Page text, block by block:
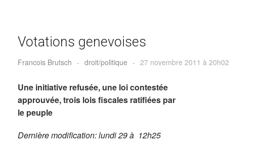
Votations genevoises
Francois Brutsch - droit/politique - 27 novembre 2011 à 20h02
Une initiative refusée, une loi contestée
approuvée, trois lois fiscales ratifiées par
le peuple
Dernière modification: lundi 29 à 12h25